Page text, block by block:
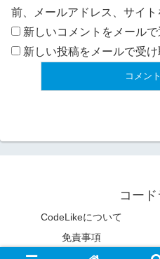
前、メールアドレス、サイト
新しいコメントをメールで
新しい投稿をメールで受け
コード
CodeLikeについて
免責事項